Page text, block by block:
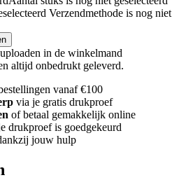
Verzendmethode is nog niet
in de winkelmand
altijd onbedrukt geleverd.
vanaf €100
via je gratis drukproef
of betaal gemakkelijk online
drukproef is goedgekeurd
jouw hulp